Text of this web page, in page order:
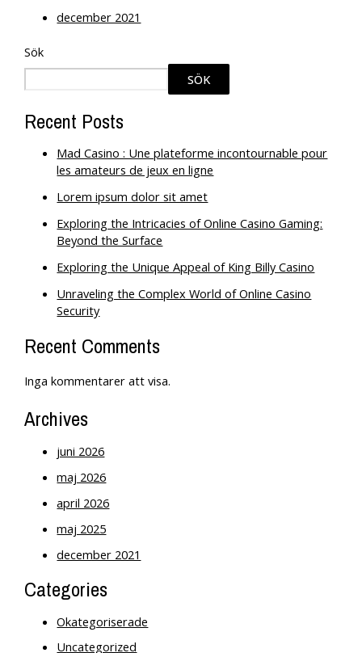
december 2021
Sök
SÖK
Recent Posts
Mad Casino : Une plateforme incontournable pour
les amateurs de jeux en ligne
Lorem ipsum dolor sit amet
Exploring the Intricacies of Online Casino Gaming:
Beyond the Surface
Exploring the Unique Appeal of King Billy Casino
Unraveling the Complex World of Online Casino
Security
Recent Comments
Inga kommentarer att visa.
Archives
juni 2026
maj 2026
april 2026
maj 2025
december 2021
Categories
Okategoriserade
Uncategorized